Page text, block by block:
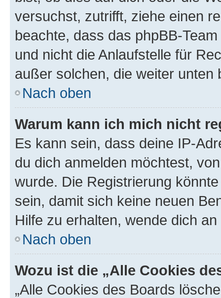
versuchst, zutrifft, ziehe einen
beachte, dass das phpBB-
und nicht die Anlaufstelle für
außer solchen, die weiter unten
Nach oben
Warum kann ich mich nicht
Es kann sein, dass deine IP-
du dich anmelden möchtest,
wurde. Die Registrierung
sein, damit sich keine neuen
Hilfe zu erhalten, wende dich
Nach oben
Wozu ist die „Alle Cookies
„Alle Cookies des Boards